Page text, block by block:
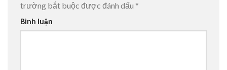
trường bắt buộc được đánh dấu *
Bình luận